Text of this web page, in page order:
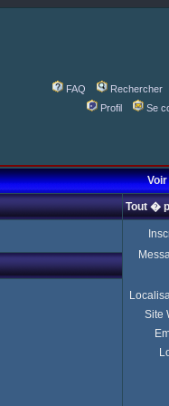
FAQ
Rechercher
Profil
Se
Tout �
Site